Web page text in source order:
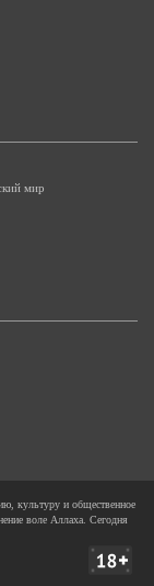
мир
культуру и общественное
воле Аллаха. Сегодня